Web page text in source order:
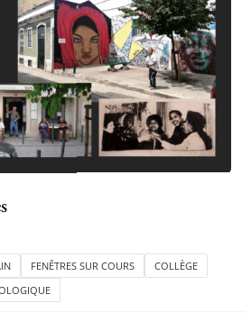
FENÊTRES SUR COURS
COLLÈGE